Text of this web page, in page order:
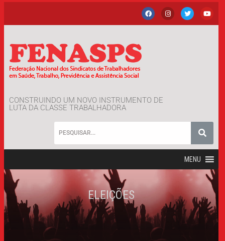
CONSTRUINDO UM NOVO INSTRUMENTO DE
LUTA DA CLASSE TRABALHADORA
MENU
ELEIÇÕES